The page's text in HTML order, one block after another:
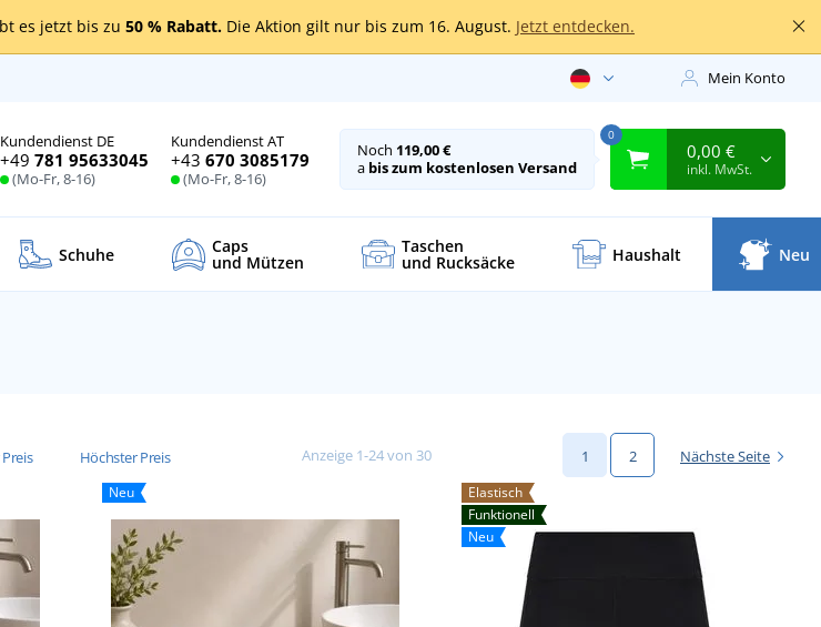
es jetzt bis zu 50 % Rabatt. Die Aktion gilt nur bis zum 16. August. Jetzt entdecken.
Mein Konto
Kundendienst DE
+49 781 95633045
(Mo-Fr, 8-16)
Kundendienst AT
+43 670 3085179
(Mo-Fr, 8-16)
Noch 119,00 €
a bis zum kostenlosen Versand
0
0,00 €
inkl. MwSt.
Schuhe Caps
und Mützen
Taschen
und Rucksäcke Haushalt Neu
Höchster Preis Anzeige 1-24 von 30 1 2 Nächste Seite
Neu
Elastisch
Funktionell
Neu